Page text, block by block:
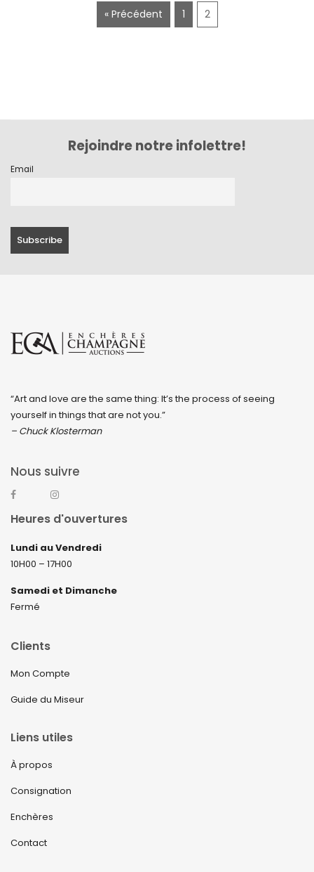
novembre 2019
juin 2019
mai 2019
« Précédent 1 2
Rejoindre notre infolettre!
Email
“Art and love are the same thing: It’s the process of seeing
yourself in things that are not you.”
– Chuck Klosterman
Nous suivre
Heures d'ouvertures
Lundi au Vendredi
10H00 – 17H00
Samedi et Dimanche
Fermé
Clients
Mon Compte
Guide du Miseur
Liens utiles
À propos
Consignation
Enchères
Contact